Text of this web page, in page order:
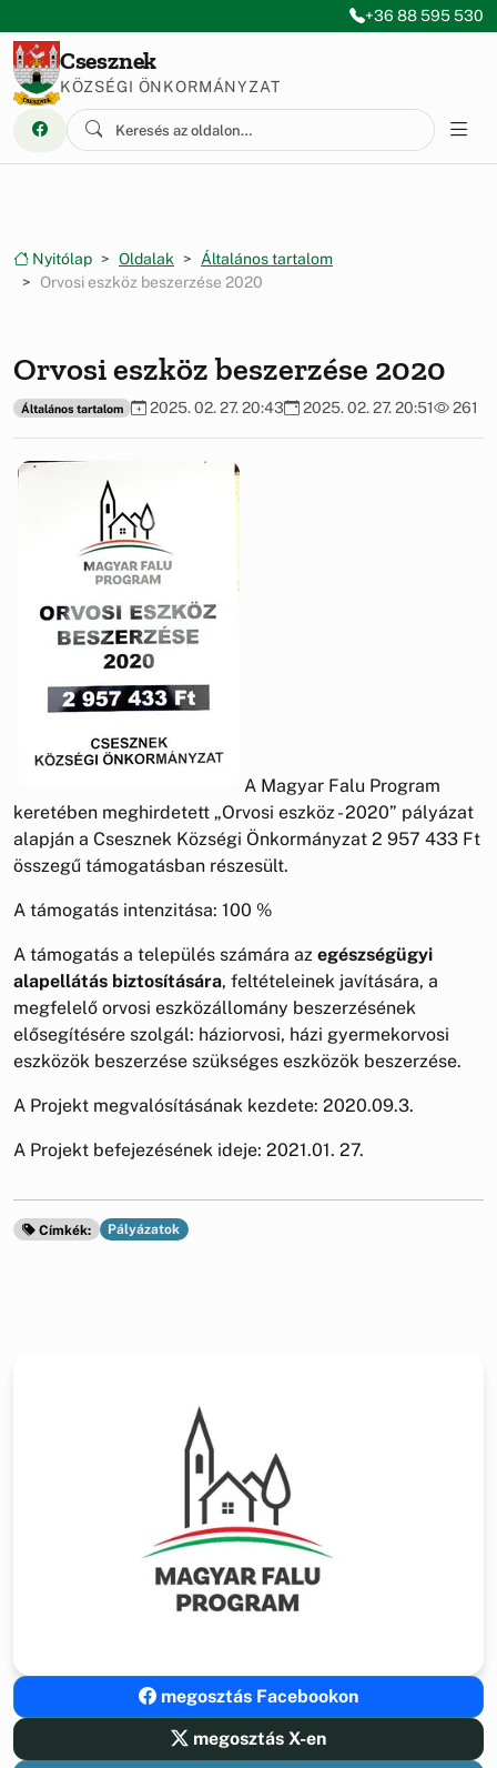
+36 88 595 530
Csesznek
KÖZSÉGI ÖNKORMÁNYZAT
Nyitólap Oldalak
Általános tartalom
Orvosi eszköz beszerzése 2020
Orvosi eszköz beszerzése 2020
Általános tartalom 2025. 02. 27. 20:43 2025. 02. 27. 20:51 261
A Magyar Falu Program
keretében meghirdetett „Orvosi eszköz - 2020” pályázat
alapján a Csesznek Községi Önkormányzat 2 957 433 Ft
összegű támogatásban részesült.
A támogatás intenzitása: 100 %
A támogatás a település számára az egészségügyi
alapellátás biztosítására, feltételeinek javítására, a
megfelelő orvosi eszközállomány beszerzésének
elősegítésére szolgál: háziorvosi, házi gyermekorvosi
eszközök beszerzése szükséges eszközök beszerzése.
A Projekt megvalósításának kezdete: 2020.09.3.
A Projekt befejezésének ideje: 2021.01. 27.
Címkék: Pályázatok
megosztás Facebookon
megosztás X-en